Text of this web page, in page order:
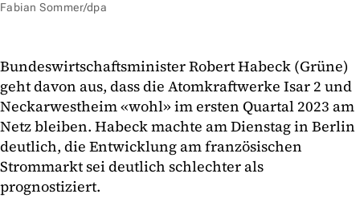
Fabian Sommer/dpa
Bundeswirtschaftsminister Robert Habeck (Grüne)
geht davon aus, dass die Atomkraftwerke Isar 2 und
Neckarwestheim «wohl» im ersten Quartal 2023 am
Netz bleiben. Habeck machte am Dienstag in Berlin
deutlich, die Entwicklung am französischen
Strommarkt sei deutlich schlechter als
prognostiziert.